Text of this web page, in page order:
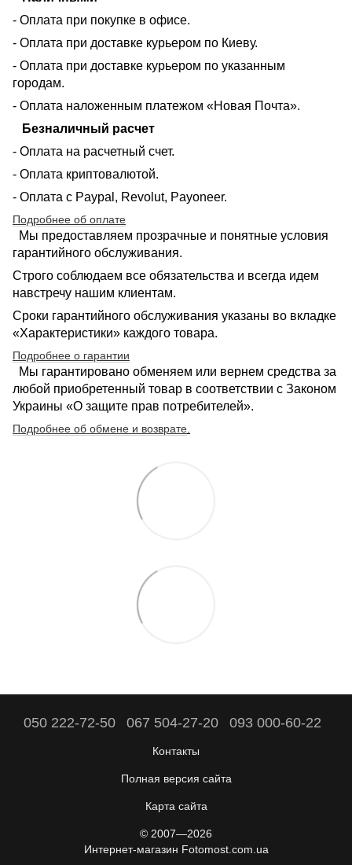
- Оплата при покупке в офисе.
- Оплата при доставке курьером по Киеву.
- Оплата при доставке курьером по указанным
городам.
- Оплата наложенным платежом «Новая Почта».
Безналичный расчет
- Оплата на расчетный счет.
- Оплата криптовалютой.
- Оплата с Paypal, Revolut, Payoneer.
Подробнее об оплате
Мы предоставляем прозрачные и понятные условия
гарантийного обслуживания.
Строго соблюдаем все обязательства и всегда идем
навстречу нашим клиентам.
Сроки гарантийного обслуживания указаны во вкладке
«Характеристики» каждого товара.
Подробнее о гарантии
Мы гарантировано обменяем или вернем средства за
любой приобретенный товар в соответствии с Законом
Украины «О защите прав потребителей».
Подробнее об обмене и возврате
050 222-72-50 067 504-27-20 093 000-60-22
Контакты
Полная версия сайта
Карта сайта
© 2007—2026
Интернет-магазин Fotomost.com.ua